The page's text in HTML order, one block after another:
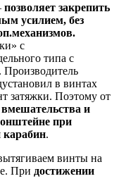
позволяет закрепить
усилием, без
с
типа с
в винтах
затяжки. Поэтому от
вмешательства и
при
карабин.
винты на
При достижении